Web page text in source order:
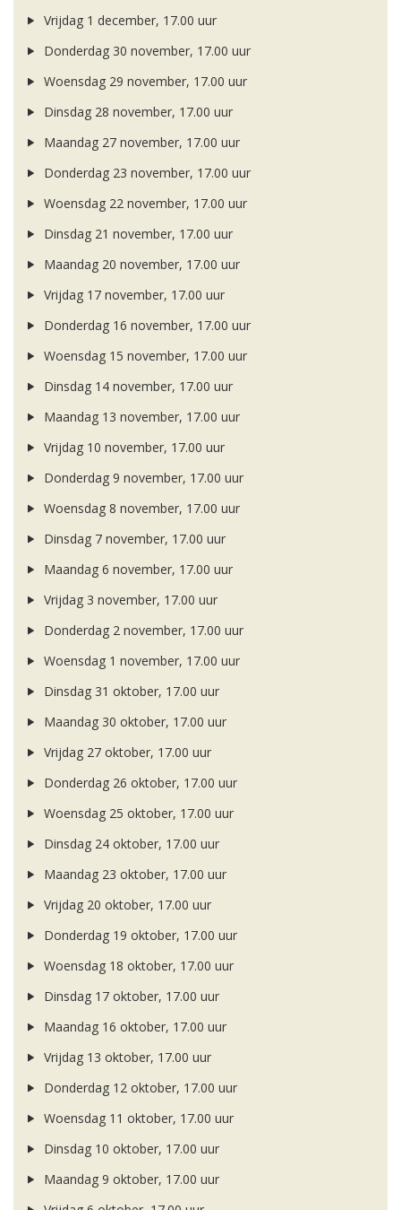
Vrijdag 1 december, 17.00 uur
Donderdag 30 november, 17.00 uur
Woensdag 29 november, 17.00 uur
Dinsdag 28 november, 17.00 uur
Maandag 27 november, 17.00 uur
Donderdag 23 november, 17.00 uur
Woensdag 22 november, 17.00 uur
Dinsdag 21 november, 17.00 uur
Maandag 20 november, 17.00 uur
Vrijdag 17 november, 17.00 uur
Donderdag 16 november, 17.00 uur
Woensdag 15 november, 17.00 uur
Dinsdag 14 november, 17.00 uur
Maandag 13 november, 17.00 uur
Vrijdag 10 november, 17.00 uur
Donderdag 9 november, 17.00 uur
Woensdag 8 november, 17.00 uur
Dinsdag 7 november, 17.00 uur
Maandag 6 november, 17.00 uur
Vrijdag 3 november, 17.00 uur
Donderdag 2 november, 17.00 uur
Woensdag 1 november, 17.00 uur
Dinsdag 31 oktober, 17.00 uur
Maandag 30 oktober, 17.00 uur
Vrijdag 27 oktober, 17.00 uur
Donderdag 26 oktober, 17.00 uur
Woensdag 25 oktober, 17.00 uur
Dinsdag 24 oktober, 17.00 uur
Maandag 23 oktober, 17.00 uur
Vrijdag 20 oktober, 17.00 uur
Donderdag 19 oktober, 17.00 uur
Woensdag 18 oktober, 17.00 uur
Dinsdag 17 oktober, 17.00 uur
Maandag 16 oktober, 17.00 uur
Vrijdag 13 oktober, 17.00 uur
Donderdag 12 oktober, 17.00 uur
Woensdag 11 oktober, 17.00 uur
Dinsdag 10 oktober, 17.00 uur
Maandag 9 oktober, 17.00 uur